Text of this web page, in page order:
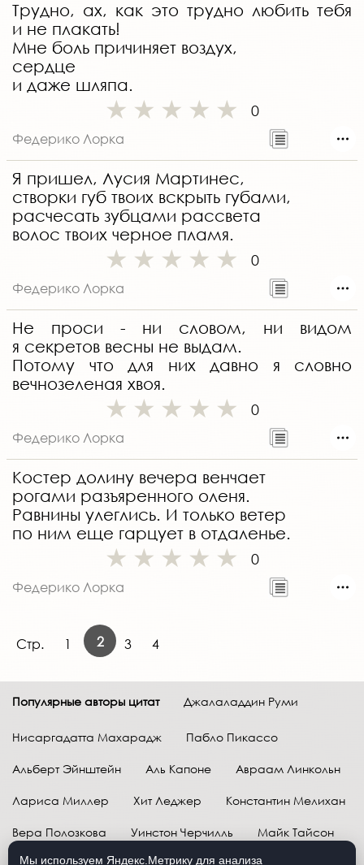
Трудно, ах, как это трудно любить тебя
и не плакать!
Мне боль причиняет воздух,
сердце
и даже шляпа.
0
Федерико Лорка
Я пришел, Лусия Мартинес,
створки губ твоих вскрыть губами,
расчесать зубцами рассвета
волос твоих черное пламя.
0
Федерико Лорка
Не проси - ни словом, ни видом
я секретов весны не выдам.
Потому что для них давно я словно
вечнозеленая хвоя.
0
Федерико Лорка
Костер долину вечера венчает
рогами разъяренного оленя.
Равнины улеглись. И только ветер
по ним еще гарцует в отдаленье.
0
Федерико Лорка
Стр. 1 2 3 4
Популярные авторы цитат Джалаладдин Руми
Нисаргадатта Махарадж Пабло Пикассо
Альберт Эйнштейн Аль Капоне Авраам Линкольн
Лариса Миллер Хит Леджер Константин Мелихан
Вера Полозкова Уинстон Черчилль Майк Тайсон
Мы используем Яндекс.Метрику для анализа